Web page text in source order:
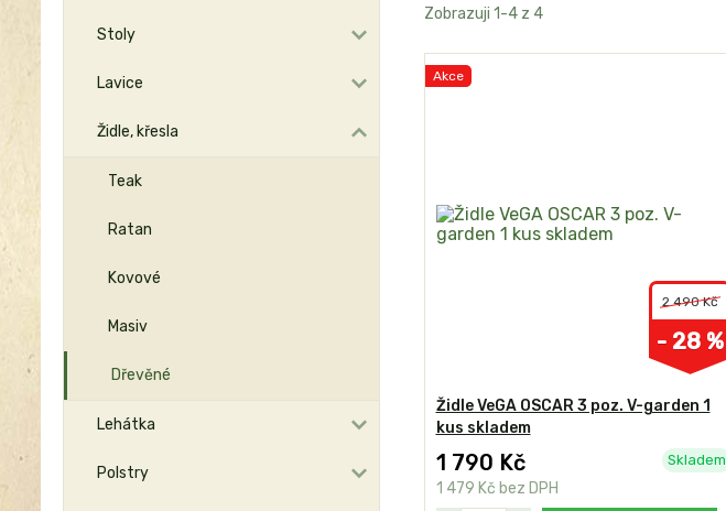
Stoly
Lavice
Židle, křesla
Teak
Ratan
Kovové
Masiv
Dřevěné
Lehátka
Polstry
Zobrazuji 1-4 z 4
Akce
2 490 Kč
- 28 %
Židle VeGA OSCAR 3 poz. V-garden 1
kus skladem
1 790 Kč
1 479 Kč bez DPH
Skladem